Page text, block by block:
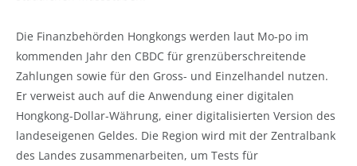
Die Finanzbehörden Hongkongs werden laut Mo-po im
kommenden Jahr den CBDC für grenzüberschreitende
Zahlungen sowie für den Gross- und Einzelhandel nutzen.
Er verweist auch auf die Anwendung einer digitalen
Hongkong-Dollar-Währung, einer digitalisierten Version des
landeseigenen Geldes. Die Region wird mit der Zentralbank
des Landes zusammenarbeiten, um Tests für